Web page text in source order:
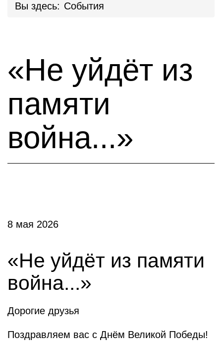
Вы здесь: События
«Не уйдёт из
памяти
война...»
8 мая 2026
«Не уйдёт из памяти
война...»
Дорогие друзья
Поздравляем вас с Днём Великой Победы!